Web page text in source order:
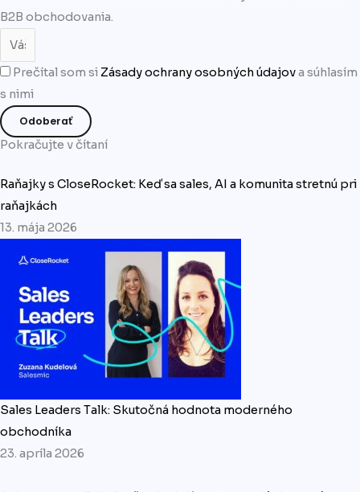
B2B obchodovania.
Prečítal som si Zásady ochrany osobných údajova súhlasím
s nimi
Odoberať
Pokračujte v čítaní
Raňajky s CloseRocket: Keď sa sales, AI a komunita stretnú pri
raňajkách
13. mája 2026
Sales Leaders Talk: Skutočná hodnota moderného
obchodníka
23. apríla 2026